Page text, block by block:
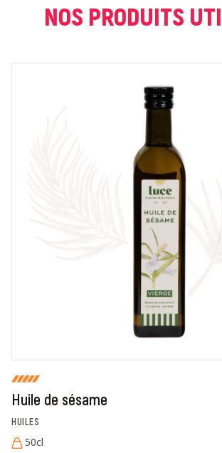
COMMENTAIRE *
En cochant cette case, je donne mon
markal utilise les données saisies dans ce
pour traiter et afficher le nom saisi, la
commentaire de manière publique sur
plus d'informations sur le traitement de
consulter la page des mentions légales. *
NOS PRODUITS
Huile de sésame
HUILES
50cl